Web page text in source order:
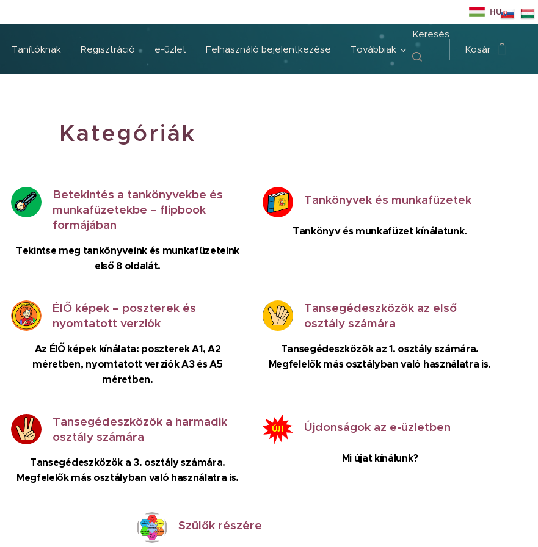
HU
Tanítóknak Regisztráció e-üzlet Felhasználó bejelentkezése Továbbiak
Keresés
Kosár
Kategóriák
Betekintés a tankönyvekbe és
munkafüzetekbe – flipbook
formájában
Tekintse meg tankönyveink és munkafüzeteink
első 8 oldalát.
Tankönyvek és munkafüzetek
Tankönyv és munkafüzet kínálatunk.
ÉlŐ képek – poszterek és
nyomtatott verziók
Az ÉlŐ képek kínálata: poszterek A1, A2
méretben, nyomtatott verziók A3 és A5
méretben.
Tansegédeszközök az első
osztály számára
Tansegédeszközök az 1. osztály számára.
Megfelelők más osztályban való használatra is.
Tansegédeszközök a harmadik
osztály számára
Tansegédeszközök a 3. osztály számára.
Megfelelők más osztályban való használatra is.
Újdonságok az e-üzletben
Mi újat kínálunk?
Szülők részére